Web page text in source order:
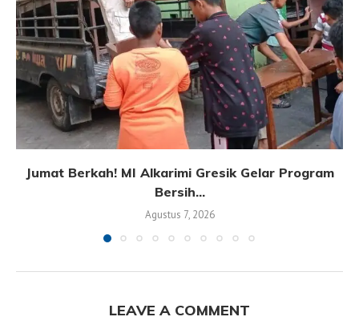
Jumat Berkah! MI Alkarimi Gresik Gelar Program
Bersih...
Agustus 7, 2026
LEAVE A COMMENT